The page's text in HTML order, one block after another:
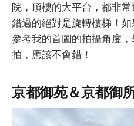
院，頂樓的大平台，都非
錯過的絕對是旋轉樓梯！
參考我的首圖的拍攝角度
拍，應該不會錯！
京都御苑＆京都御